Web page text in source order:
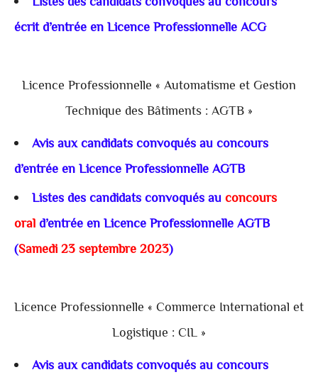
écrit d’entrée en Licence Professionnelle ACG
Licence Professionnelle « Automatisme et Gestion
Technique des Bâtiments : AGTB »
Avis aux candidats convoqués au concours
d’entrée en Licence Professionnelle AGTB
Listes des candidats convoqués au concours
orald’entrée en Licence Professionnelle AGTB
(Samedi 23 septembre 2023)
Licence Professionnelle « Commerce International et
Logistique : CIL »
Avis aux candidats convoqués au concours